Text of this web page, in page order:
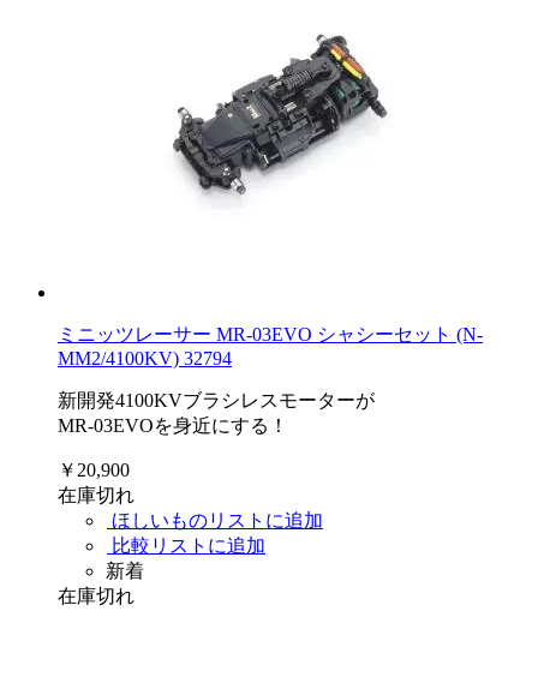
ミニッツレーサー MR-03EVO シャシーセット (N-
MM2/4100KV) 32794
新開発4100KVブラシレスモーターが
MR-03EVOを身近にする！
￥20,900
在庫切れ
ほしいものリストに追加
比較リストに追加
新着
在庫切れ